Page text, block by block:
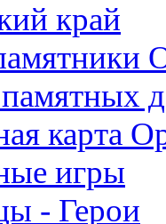
край
карта
игры
- Герои